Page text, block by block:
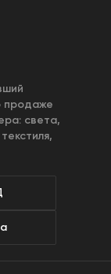
продаже
света,